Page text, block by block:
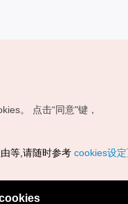
有
。
点击“同意"键，
等,请随时参考 cookies设